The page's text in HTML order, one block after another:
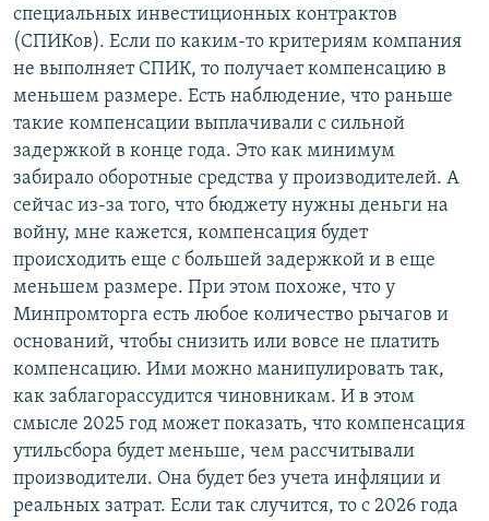
специальных инвестиционных контрактов
(СПИКов). Если по каким-то критериям компания
не выполняет СПИК, то получает компенсацию в
меньшем размере. Есть наблюдение, что раньше
такие компенсации выплачивали с сильной
задержкой в конце года. Это как минимум
забирало оборотные средства у производителей. А
сейчас из-за того, что бюджету нужны деньги на
войну, мне кажется, компенсация будет
происходить еще с большей задержкой и в еще
меньшем размере. При этом похоже, что у
Минпромторга есть любое количество рычагов и
оснований, чтобы снизить или вовсе не платить
компенсацию. Ими можно манипулировать так,
как заблагорассудится чиновникам. И в этом
смысле 2025 год может показать, что компенсация
утильсбора будет меньше, чем рассчитывали
производители. Она будет без учета инфляции и
реальных затрат. Если так случится, то с 2026 года